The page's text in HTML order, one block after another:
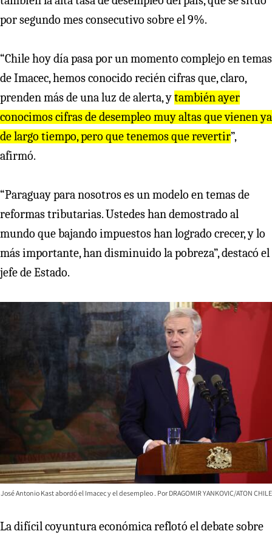
por segundo mes consecutivo sobre el 9%.
“Chile hoy día pasa por un momento complejo en temas
de Imacec, hemos conocido recién cifras que, claro,
prenden más de una luz de alerta, ytambién ayer
conocimos cifras de desempleo muy altas que vienen ya
de largo tiempo, pero que tenemos que revertir”,
afirmó.
“Paraguay para nosotros es un modelo en temas de
reformas tributarias. Ustedes han demostrado al
mundo que bajando impuestos han logrado crecer, y lo
más importante, han disminuido la pobreza”, destacó el
jefe de Estado.
José Antonio Kast abordó el Imacec y el desempleo DRAGOMIR YANKOVIC/ATON CHILE
La difícil coyuntura económica reflotó el debate sobre